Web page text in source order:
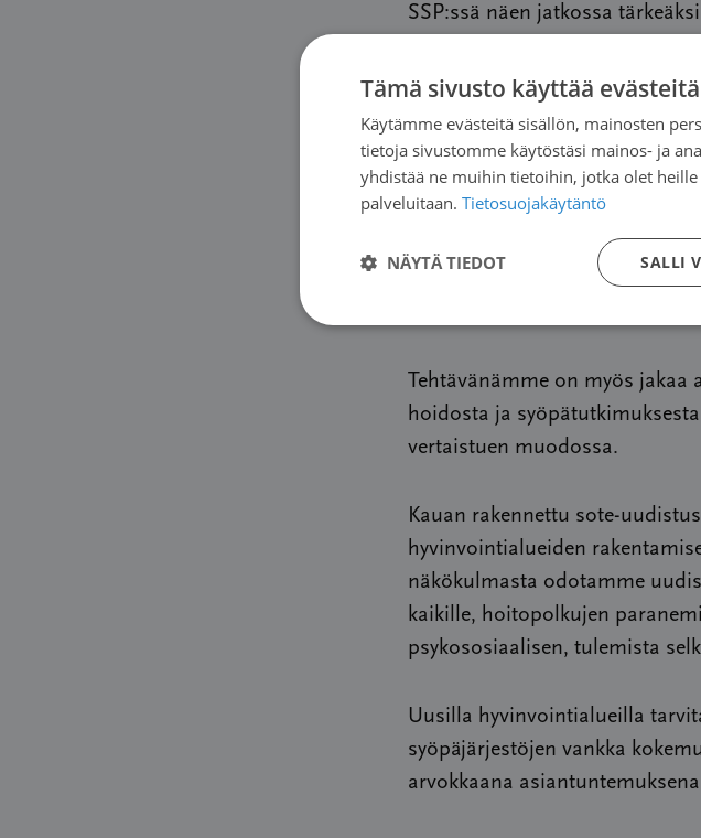
SSP:ssä näen jatkossa
tulevaisuuden varmistamisen
syöpäjärjestökentässä.
Suomen Syöpäpotilaat on
syöpäpotilaiden hyväksi
Yhdistyksen tehtävänä on
syöpäpotilaan näkökulmasta
Tehtävänämme on myös jakaa
hoidosta ja
vertaistuen muodossa.
Kauan rakennettu sote-
hyvinvointialueiden
näkökulmasta odotamme
kaikille, hoitopolkujen
psykososiaalisen, tulemista
Uusilla hyvinvointialueilla
syöpäjärjestöjen vankka
arvokkaana
Tämä sivusto käyttää evästeitä
Käytämme evästeitä sisällön, mainosten
tietoja sivustomme käytöstäsi mainos- ja
yhdistää ne muihin tietoihin, jotka olet
palveluitaan. Tietosuojakäytäntö
SALLI
NÄYTÄ TIEDOT